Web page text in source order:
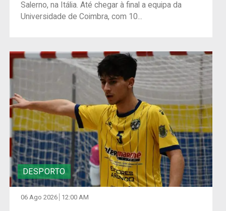
Salerno, na Itália. Até chegar à final a equipa da
Universidade de Coimbra, com 10...
DESPORTO
06 Ago 2026 12:00 AM